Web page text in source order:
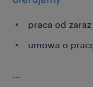
praca od zaraz
umowa o
...